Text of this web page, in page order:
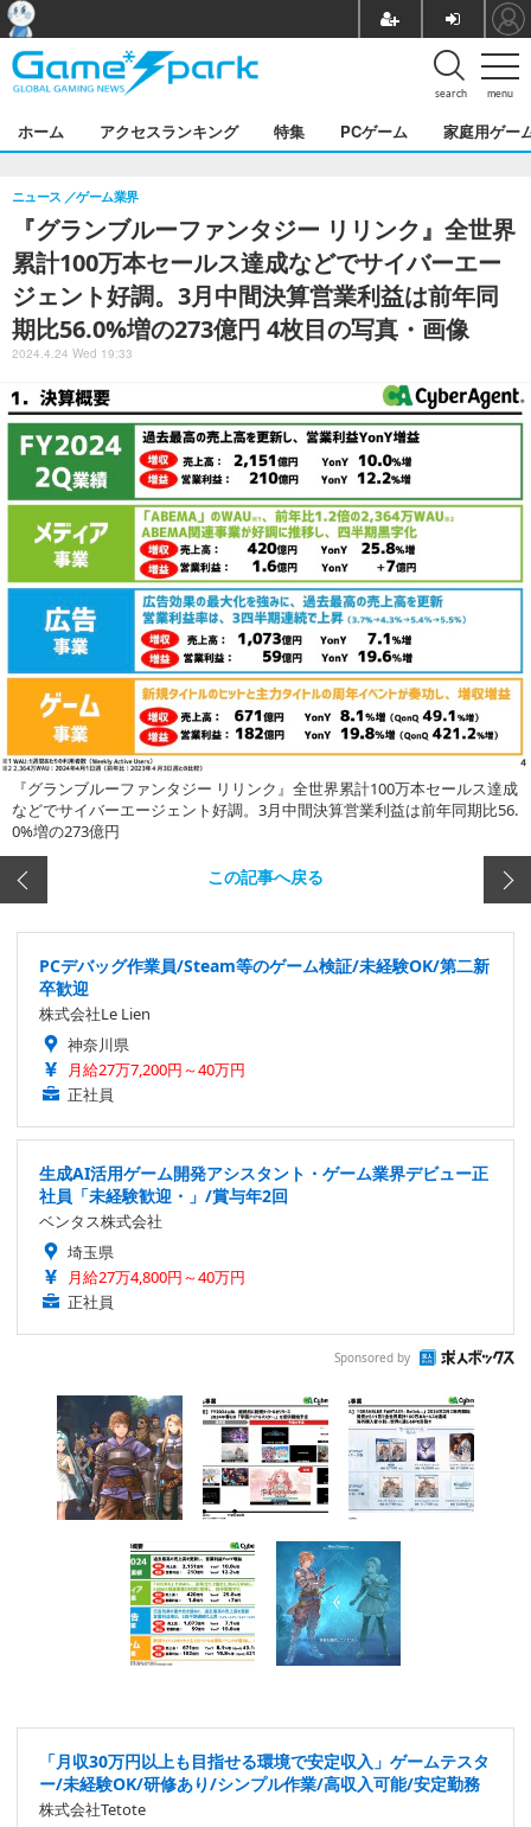
menu
search
ホーム アクセスランキング 特集 PCゲーム 家庭用ゲー
『グランブルーファンタジー リリンク』全世界
累計100万本セールス達成などでサイバーエー
ジェント好調。3月中間決算営業利益は前年同
期比56.0%増の273億円 4枚目の写真・画像
ニュース ゲーム業界
2024.4.24 Wed 19:33
『グランブルーファンタジー リリンク』全世界累計100万本セールス達成
などでサイバーエージェント好調。3月中間決算営業利益は前年同期比56.
0%増の273億円
この記事へ戻る
PCデバッグ作業員/Steam等のゲーム検証/未経験OK/第二新
卒歓迎
株式会社Le Lien
神奈川県
月給27万7,200円～40万円
正社員
生成AI活用ゲーム開発アシスタント・ゲーム業界デビュー正
社員「未経験歓迎・」/賞与年2回
ベンタス株式会社
埼玉県
月給27万4,800円～40万円
正社員
Sponsored by
「月収30万円以上も目指せる環境で安定収入」ゲームテスタ
ー/未経験OK/研修あり/シンプル作業/高収入可能/安定勤務
株式会社Tetote